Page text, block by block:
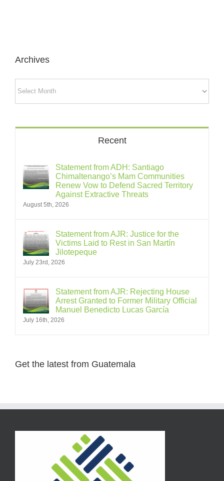
Archives
Recent
Statement from ADH: Santiago
Chimaltenango’s Mam Communities
Renew Vow to Defend Sacred Territory
Against Extractive Threats
August 5th, 2026
Statement from AJR: Justice for the
Victims Laid to Rest in San Martín
Jilotepeque
July 23rd, 2026
Statement from AJR: Rejecting House
Arrest Granted to Former Military Official
Manuel Benedicto Lucas García
July 16th, 2026
Get the latest from Guatemala